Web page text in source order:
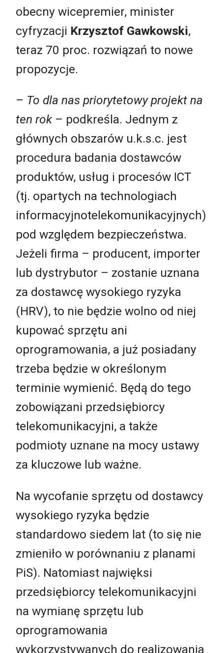
obecny wicepremier, minister
cyfryzacji Krzysztof Gawkowski,
teraz 70 proc. rozwiązań to nowe
propozycje.
– To dla nas priorytetowy projekt na
ten rok– podkreśla. Jednym z
głównych obszarów u.k.s.c. jest
procedura badania dostawców
produktów, usług i procesów ICT
(tj. opartych na technologiach
informacyjnotelekomunikacyjnych)
pod względem bezpieczeństwa.
Jeżeli firma – producent, importer
lub dystrybutor – zostanie uznana
za dostawcę wysokiego ryzyka
(HRV), to nie będzie wolno od niej
kupować sprzętu ani
oprogramowania, a już posiadany
trzeba będzie w określonym
terminie wymienić. Będą do tego
zobowiązani przedsiębiorcy
telekomunikacyjni, a także
podmioty uznane na mocy ustawy
za kluczowe lub ważne.
Na wycofanie sprzętu od dostawcy
wysokiego ryzyka będzie
standardowo siedem lat (to się nie
zmieniło w porównaniu z planami
PiS). Natomiast najwięksi
przedsiębiorcy telekomunikacyjni
na wymianę sprzętu lub
oprogramowania
wykorzystywanych do realizowania